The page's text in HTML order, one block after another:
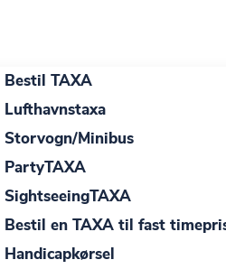
Bestil TAXA
Lufthavnstaxa
Storvogn/Minibus
PartyTAXA
SightseeingTAXA
Bestil en TAXA til fast
Handicapkørsel